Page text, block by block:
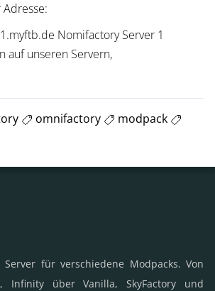
Nomifactory Server 1
auf unseren Servern,
omnifactory
modpack
Server für verschiedene Modpacks. Von
Infinity über Vanilla, SkyFactory und